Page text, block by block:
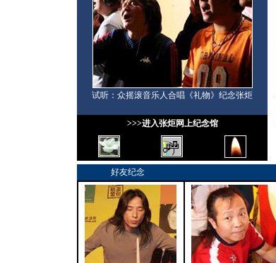
试听：众摇滚音乐人合唱《礼物》纪念张炬
>>>进入张炬网上纪念馆
好友纪念